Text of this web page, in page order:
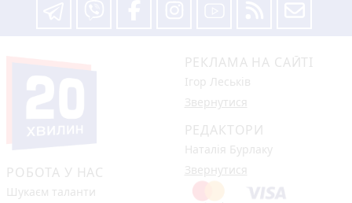
РОБОТА У НАС
Шукаєм таланти
РЕКЛАМА НА САЙТІ
Ігор Леськів
Звернутися
РЕДАКТОРИ
Наталія Бурлаку
Звернутися